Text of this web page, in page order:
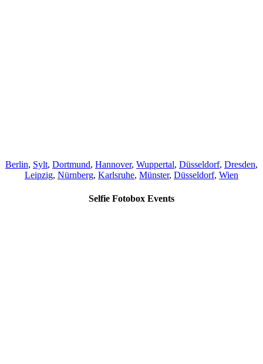
Berlin, Sylt, Dortmund, Hannover, Wuppertal, Düsseldorf, Dresden,
Leipzig, Nürnberg, Karlsruhe, Münster, Düsseldorf, Wien
Selfie Fotobox Events